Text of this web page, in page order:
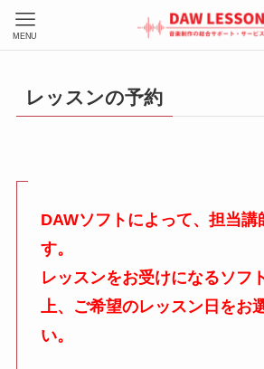
MENU
レッスンの予約
DAWソフトによって、担当講
す。
レッスンをお受けになるソフ
上、ご希望のレッスン日をお
い。